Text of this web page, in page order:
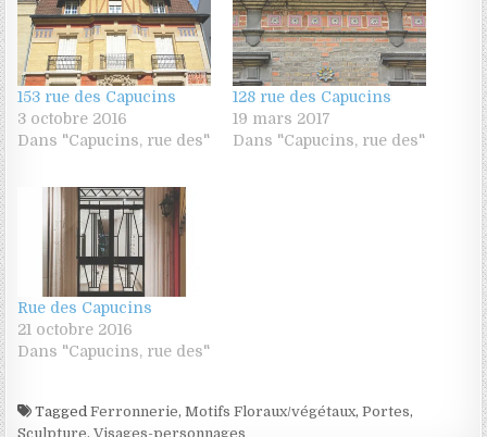
153 rue des Capucins
3 octobre 2016
Dans "Capucins, rue des"
128 rue des Capucins
19 mars 2017
Dans "Capucins, rue des"
Rue des Capucins
21 octobre 2016
Dans "Capucins, rue des"
TaggedFerronnerie,Motifs Floraux/végétaux,Portes,
Sculpture,Visages-personnages